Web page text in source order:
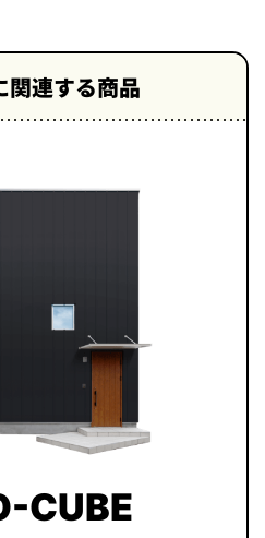
関連する商品
CUBE